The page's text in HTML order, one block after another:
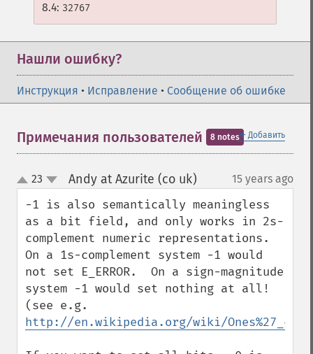
8.4: 32767
Нашли ошибку?
Инструкция • Исправление • Сообщение об ошибке
＋ Добавить
Примечания пользователей 8 notes
up
down
23 Andy at Azurite (co uk) 15 years ago
-1 is also semantically meaningless
as a bit field, and only works in 2s-
complement numeric representations.
On a 1s-complement system -1 would
not set E_ERROR.  On a sign-magnitude
system -1 would set nothing at all!
http://en.wikipedia.org/wiki/